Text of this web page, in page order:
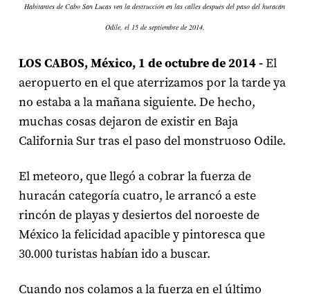
Habitantes de Cabo San Lucas ven la destrucción en las calles después del paso del huracán
Odile, el 15 de septiembre de 2014.
LOS CABOS, México, 1 de octubre de 2014 -El
aeropuerto en el que aterrizamos por la tarde ya
no estaba a la mañana siguiente. De hecho,
muchas cosas dejaron de existir en Baja
California Sur tras el paso del monstruoso Odile.
El meteoro, que llegó a cobrar la fuerza de
huracán categoría cuatro, le arrancó a este
rincón de playas y desiertos del noroeste de
México la felicidad apacible y pintoresca que
30.000 turistas habían ido a buscar.
Cuando nos colamos a la fuerza en el último